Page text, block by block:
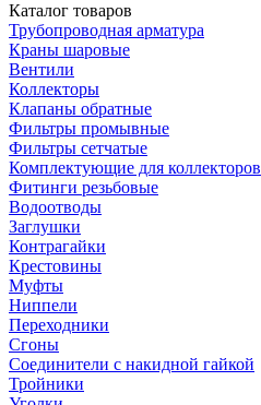
Каталог товаров
Трубопроводная арматура
Краны шаровые
Вентили
Коллекторы
Клапаны обратные
Фильтры промывные
Фильтры сетчатые
Комплектующие для коллекторов
Фитинги резьбовые
Водоотводы
Заглушки
Контрагайки
Крестовины
Муфты
Ниппели
Переходники
Сгоны
Соединители с накидной гайкой
Тройники